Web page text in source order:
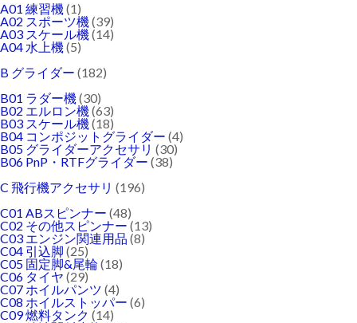
A01 練習機(1)
A02 スポーツ機(39)
A03 スケール機(14)
A04 水上機(5)
B グライダー (182)
B01 ラダー機(30)
B02 エルロン機(63)
B03 スケール機(18)
B04 コンポジットグライダー (4)
B05 グライダーアクセサリ (30)
B06 PnP・RTFグライダー (38)
C 飛行機アクセサリ (196)
C01 ABスピンナー (48)
C02 その他スピンナー (13)
C03 エンジン関連用品 (8)
C04 引込脚 (25)
C05 固定脚&尾輪(18)
C06 タイヤ (29)
C07 ホイルパンツ (4)
C08 ホイルストッパー (6)
C09 燃料タンク (14)